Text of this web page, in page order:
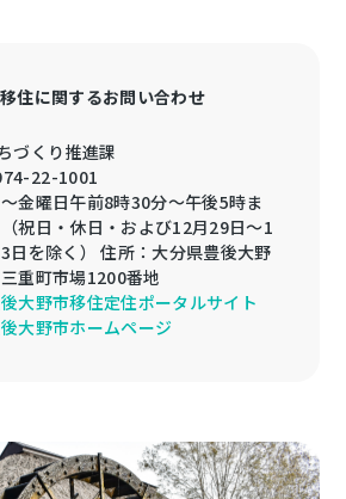
住に関するお問い合わせ
づくり推進課
22-1001
金曜日午前8時30分～午後5時ま
祝日・休日・および12月29日～1
日を除く） 住所：大分県豊後大野
重町市場1200番地
大野市移住定住ポータルサイト
大野市ホームページ